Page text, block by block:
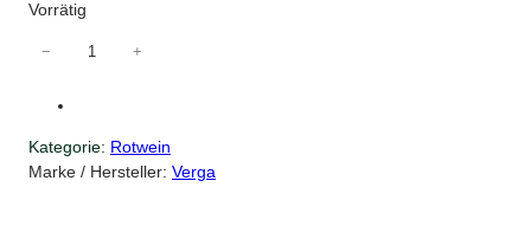
Vorrätig
D
´
− +
Kategorie: Rotwein
Marke / Hersteller: Verga